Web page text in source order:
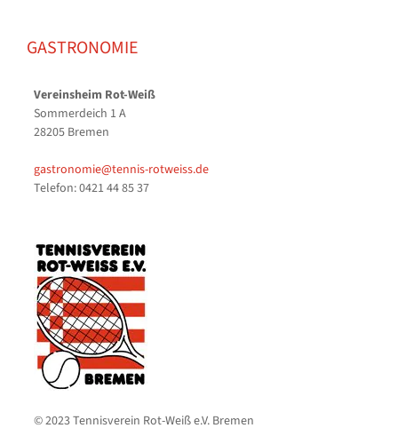
GASTRONOMIE
Vereinsheim Rot-Weiß
Sommerdeich 1 A
28205 Bremen
gastronomie@tennis-rotweiss.de
Telefon: 0421 44 85 37
© 2023 Tennisverein Rot-Weiß e.V. Bremen